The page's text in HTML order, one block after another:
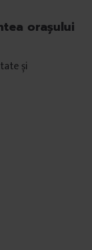
orașului
și